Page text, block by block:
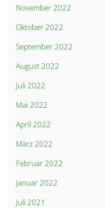
November 2022
Oktober 2022
September 2022
August 2022
Juli 2022
Mai 2022
April 2022
März 2022
Februar 2022
Januar 2022
Juli 2021